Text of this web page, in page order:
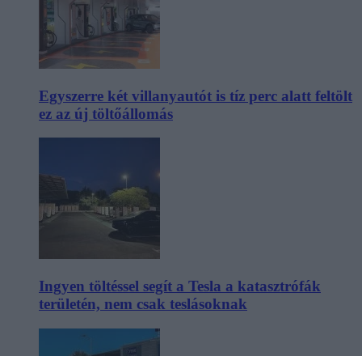
Egyszerre két villanyautót is tíz perc alatt feltölt
ez az új töltőállomás
Ingyen töltéssel segít a Tesla a katasztrófák
területén, nem csak teslásoknak